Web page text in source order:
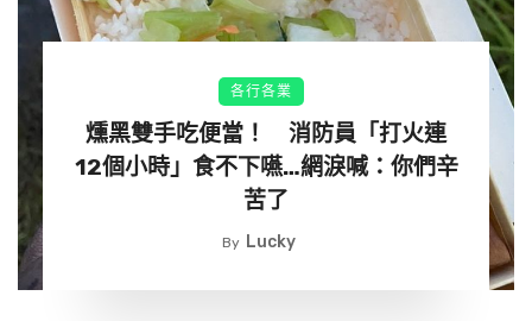
洗碗就免費吃！暖心餃子店「30年餵飽窮學生」 老闆突歇
業：撐不住了
在日本京都上京區的這間「餃子的王將」（餃子の王
將）因為提供一個很特別服務，讓它成為當地學生、年
各行各業
燻黑雙手吃便當！ 消防員「打火連
12個小時」食不下嚥…網淚喊：你們辛
苦了
By Lucky